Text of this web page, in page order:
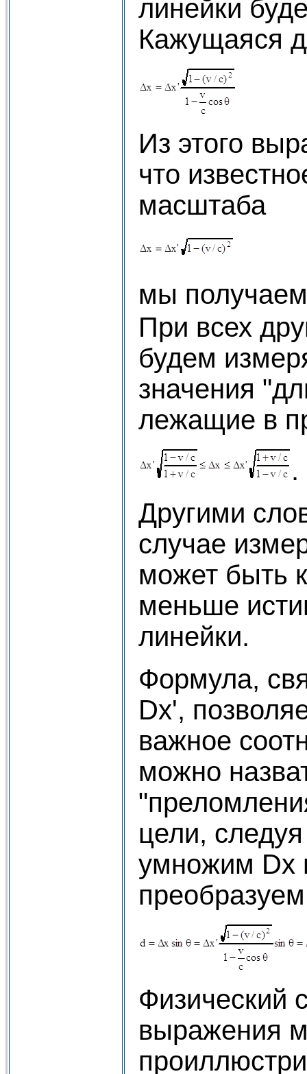
линейки
Кажущаяся
Из этого
что
масштаба
мы
При всех
будем
значения
лежащие в
.
Другими
случае
может быть
меньше
линейки.
Формула,
Dx',
важное
можно
цели,
умножим Dx
Физический
выражения